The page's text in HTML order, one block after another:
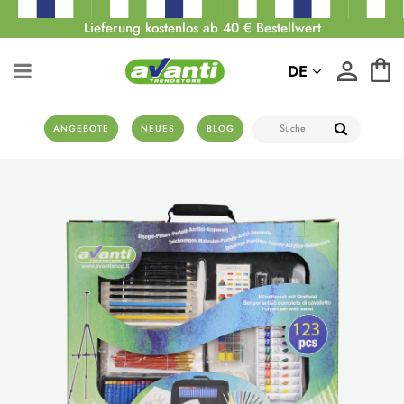
Lieferung kostenlos ab 40 € Bestellwert
ANGEBOTE NEUES BLOG
DE